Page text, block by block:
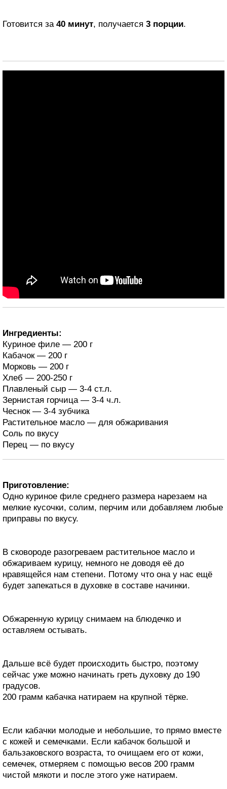
Готовится за 40 минут, получается 3 порции.
Ингредиенты:
Куриное филе — 200 г
Кабачок — 200 г
Морковь — 200 г
Хлеб — 200-250 г
Плавленый сыр — 3-4 ст.л.
Зернистая горчица — 3-4 ч.л.
Чеснок — 3-4 зубчика
Растительное масло — для обжаривания
Соль по вкусу
Перец — по вкусу
Приготовление:
Одно куриное филе среднего размера нарезаем на
мелкие кусочки, солим, перчим или добавляем любые
приправы по вкусу.
В сковороде разогреваем растительное масло и
обжариваем курицу, немного не доводя её до
нравящейся нам степени. Потому что она у нас ещё
будет запекаться в духовке в составе начинки.
Обжаренную курицу снимаем на блюдечко и
оставляем остывать.
Дальше всё будет происходить быстро, поэтому
сейчас уже можно начинать греть духовку до 190
градусов.
200 грамм кабачка натираем на крупной тёрке.
Если кабачки молодые и небольшие, то прямо вместе
с кожей и семечками. Если кабачок большой и
бальзаковского возраста, то очищаем его от кожи,
семечек, отмеряем с помощью весов 200 грамм
чистой мякоти и после этого уже натираем.